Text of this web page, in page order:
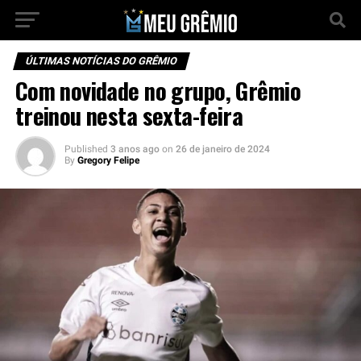
ÚLTIMAS NOTÍCIAS DO GRÊMIO
Com novidade no grupo, Grêmio
treinou nesta sexta-feira
Published 3 anos ago on 26 de janeiro de 2024
By Gregory Felipe